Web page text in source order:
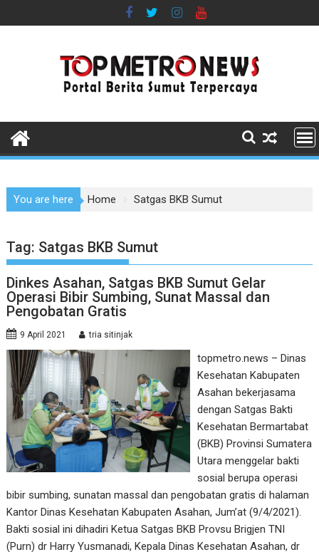
to
You are here Home Satgas BKB Sumut
Tag: Satgas BKB Sumut
Dinkes Asahan, Satgas BKB Sumut Gelar
Operasi Bibir Sumbing, Sunat Massal dan
Pengobatan Gratis
9 April 2021 tria sitinjak
topmetro.news – Dinas
Kesehatan Kabupaten
Asahan bekerjasama
dengan Satgas Bakti
Kesehatan Bermartabat
(BKB) Provinsi Sumatera
Utara menggelar bakti
sosial berupa operasi
bibir sumbing, sunatan massal dan pengobatan gratis di halaman
Kantor Dinas Kesehatan Kabupaten Asahan, Jum’at (9/4/2021).
Bakti sosial ini dihadiri Ketua Satgas BKB Provsu Brigjen TNI
(Purn) dr Harry Yusmanadi, Kepala Dinas Kesehatan Asahan, dr